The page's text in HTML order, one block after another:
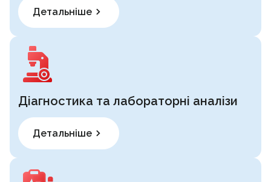
Детальніше
Діагностика та лабораторні аналізи
Детальніше